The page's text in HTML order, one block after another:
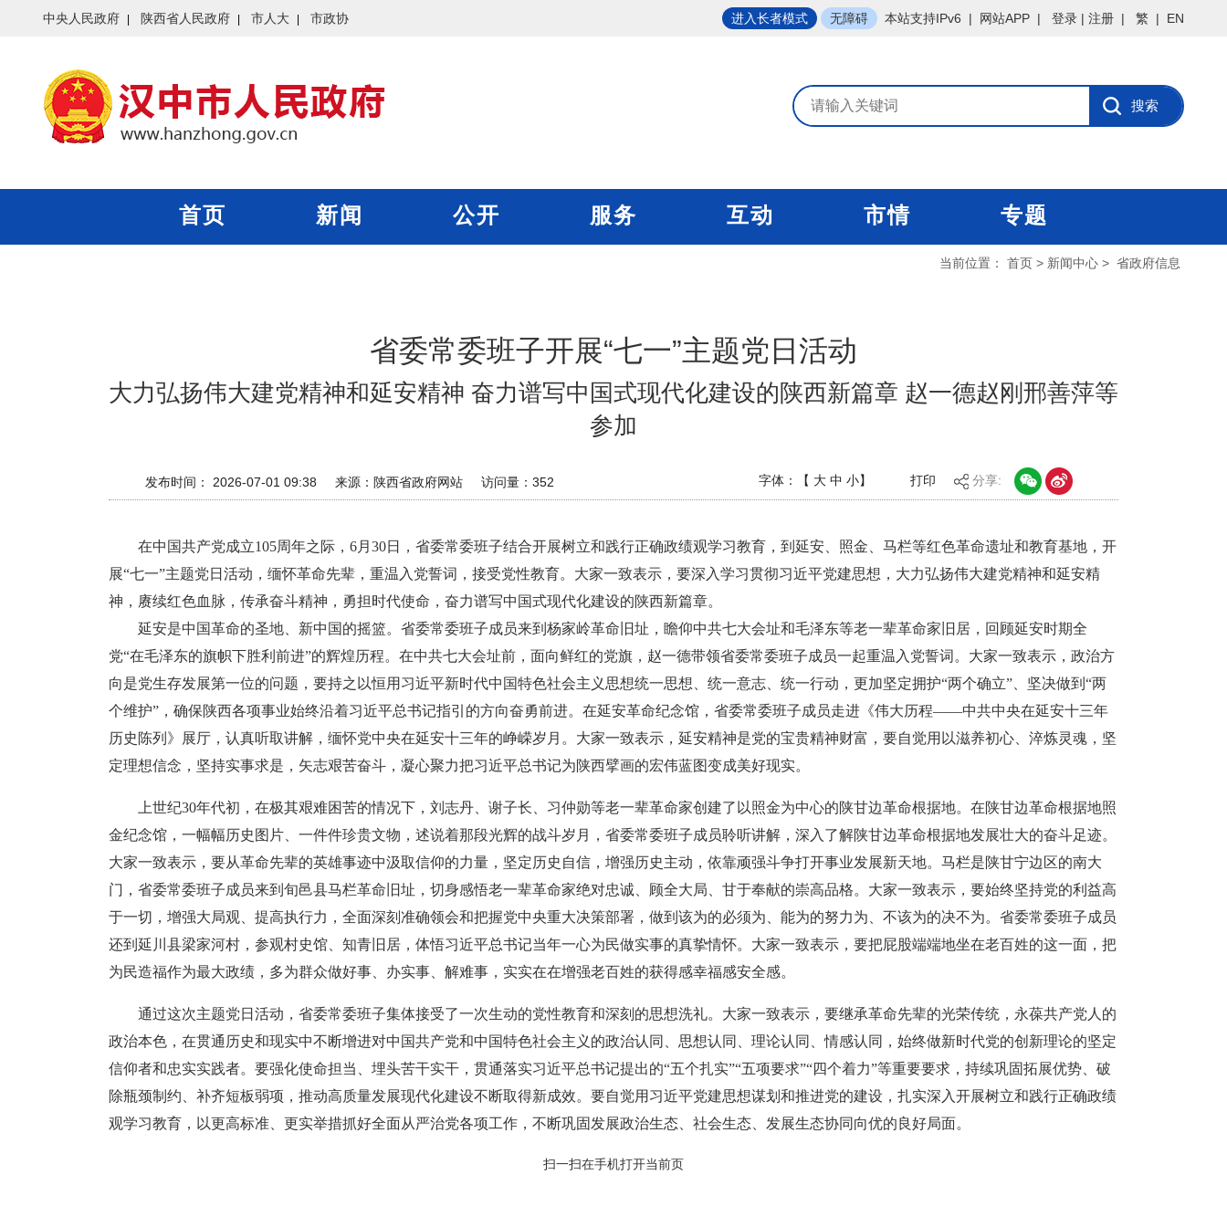
中央人民政府 陕西省人民政府 市人大 市政协 进入长者模式 无障碍 本站支持IPv6 | 网站APP | 登录 | 注册 | 繁 | EN
首页 新闻 公开 服务 互动 市情 专题
当前位置： 首页 > 新闻中心 > 省政府信息
省委常委班子开展“七一”主题党日活动
大力弘扬伟大建党精神和延安精神 奋力谱写中国式现代化建设的陕西新篇章 赵一德赵刚邢善萍等
参加
发布时间： 2026-07-01 09:38 来源： 陕西省政府网站 访问量： 352 字体：【 大 中 小】 打印 分享:
在中国共产党成立105周年之际，6月30日，省委常委班子结合开展树立和践行正确政绩观学习教育，到延安、照金、马栏等红色革命遗址和教育基地，开
展“七一”主题党日活动，缅怀革命先辈，重温入党誓词，接受党性教育。大家一致表示，要深入学习贯彻习近平党建思想，大力弘扬伟大建党精神和延安精
神，赓续红色血脉，传承奋斗精神，勇担时代使命，奋力谱写中国式现代化建设的陕西新篇章。
延安是中国革命的圣地、新中国的摇篮。省委常委班子成员来到杨家岭革命旧址，瞻仰中共七大会址和毛泽东等老一辈革命家旧居，回顾延安时期全
党“在毛泽东的旗帜下胜利前进”的辉煌历程。在中共七大会址前，面向鲜红的党旗，赵一德带领省委常委班子成员一起重温入党誓词。大家一致表示，政治方
向是党生存发展第一位的问题，要持之以恒用习近平新时代中国特色社会主义思想统一思想、统一意志、统一行动，更加坚定拥护“两个确立”、坚决做到“两
个维护”，确保陕西各项事业始终沿着习近平总书记指引的方向奋勇前进。在延安革命纪念馆，省委常委班子成员走进《伟大历程——中共中央在延安十三年
历史陈列》展厅，认真听取讲解，缅怀党中央在延安十三年的峥嵘岁月。大家一致表示，延安精神是党的宝贵精神财富，要自觉用以滋养初心、淬炼灵魂，坚
定理想信念，坚持实事求是，矢志艰苦奋斗，凝心聚力把习近平总书记为陕西擘画的宏伟蓝图变成美好现实。
上世纪30年代初，在极其艰难困苦的情况下，刘志丹、谢子长、习仲勋等老一辈革命家创建了以照金为中心的陕甘边革命根据地。在陕甘边革命根据地照
金纪念馆，一幅幅历史图片、一件件珍贵文物，述说着那段光辉的战斗岁月，省委常委班子成员聆听讲解，深入了解陕甘边革命根据地发展壮大的奋斗足迹。
大家一致表示，要从革命先辈的英雄事迹中汲取信仰的力量，坚定历史自信，增强历史主动，依靠顽强斗争打开事业发展新天地。马栏是陕甘宁边区的南大
门，省委常委班子成员来到旬邑县马栏革命旧址，切身感悟老一辈革命家绝对忠诚、顾全大局、甘于奉献的崇高品格。大家一致表示，要始终坚持党的利益高
于一切，增强大局观、提高执行力，全面深刻准确领会和把握党中央重大决策部署，做到该为的必须为、能为的努力为、不该为的决不为。省委常委班子成员
还到延川县梁家河村，参观村史馆、知青旧居，体悟习近平总书记当年一心为民做实事的真挚情怀。大家一致表示，要把屁股端端地坐在老百姓的这一面，把
为民造福作为最大政绩，多为群众做好事、办实事、解难事，实实在在增强老百姓的获得感幸福感安全感。
通过这次主题党日活动，省委常委班子集体接受了一次生动的党性教育和深刻的思想洗礼。大家一致表示，要继承革命先辈的光荣传统，永葆共产党人的
政治本色，在贯通历史和现实中不断增进对中国共产党和中国特色社会主义的政治认同、思想认同、理论认同、情感认同，始终做新时代党的创新理论的坚定
信仰者和忠实实践者。要强化使命担当、埋头苦干实干，贯通落实习近平总书记提出的“五个扎实”“五项要求”“四个着力”等重要要求，持续巩固拓展优势、破
除瓶颈制约、补齐短板弱项，推动高质量发展现代化建设不断取得新成效。要自觉用习近平党建思想谋划和推进党的建设，扎实深入开展树立和践行正确政绩
观学习教育，以更高标准、更实举措抓好全面从严治党各项工作，不断巩固发展政治生态、社会生态、发展生态协同向优的良好局面。
扫一扫在手机打开当前页